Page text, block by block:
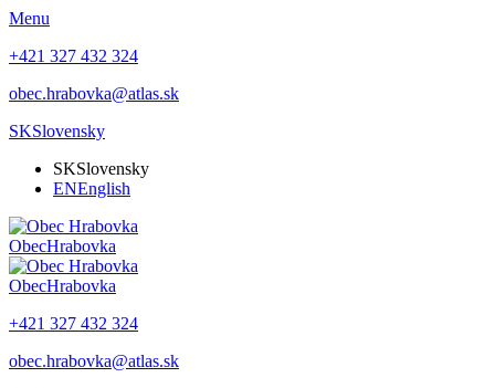
Menu
+421 327 432 324
obec.hrabovka@atlas.sk
SKSlovensky
SKSlovensky
ENEnglish
ObecHrabovka
ObecHrabovka
+421 327 432 324
obec.hrabovka@atlas.sk